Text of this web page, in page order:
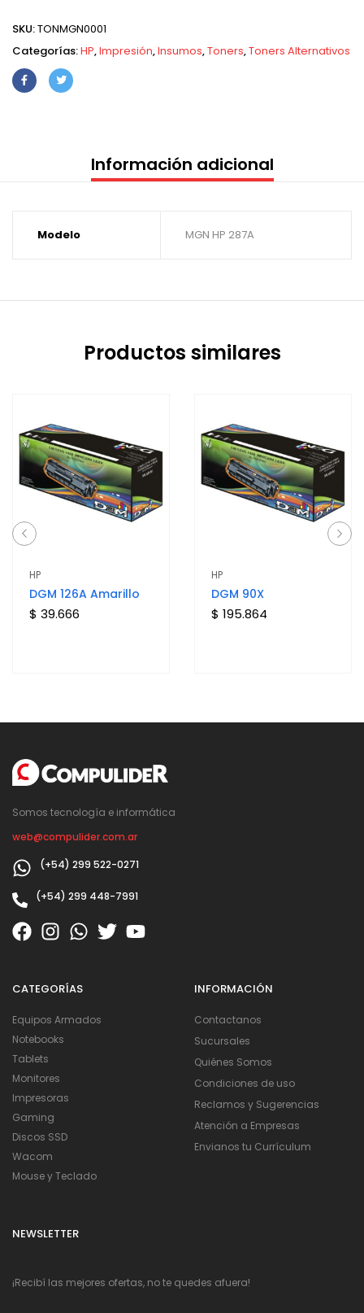
SKU:TONMGN0001
Categorías:HP,Impresión,Insumos,Toners,Toners Alternativos
Información adicional
Modelo MGN HP 287A
Productos similares
HP
DGM 126A Amarillo
$ 39.666
HP
DGM 90X
$ 195.864
Somos tecnología e informática
web@compulider.com.ar
(+54) 299 522-0271
(+54) 299 448-7991
CATEGORÍAS
Equipos Armados
Notebooks
Tablets
Monitores
Impresoras
Gaming
Discos SSD
Wacom
Mouse y Teclado
INFORMACIÓN
Contactanos
Sucursales
Quiénes Somos
Condiciones de uso
Reclamos y Sugerencias
Atención a Empresas
Envianos tu Currículum
NEWSLETTER
¡Recibí las mejores ofertas, no te quedes afuera!